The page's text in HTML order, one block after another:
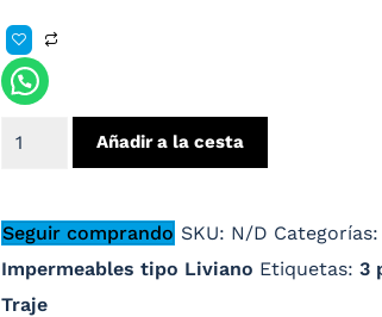
Añadir a la cesta
Seguir comprando SKU: N/D Categorías:
Impermeables tipo Liviano Etiquetas: 3
Traje